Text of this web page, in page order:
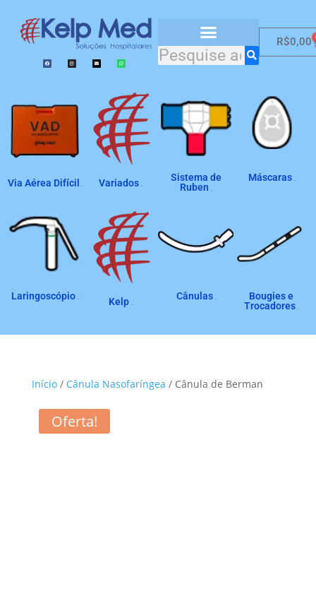
R$0,00
Via Aérea Difícil Variados
Sistema de
Ruben
Máscaras
Laringoscópio Kelp Cânulas
Bougies e
Trocadores
Início/ Cânula Nasofaríngea / Cânula de Berman
Oferta!